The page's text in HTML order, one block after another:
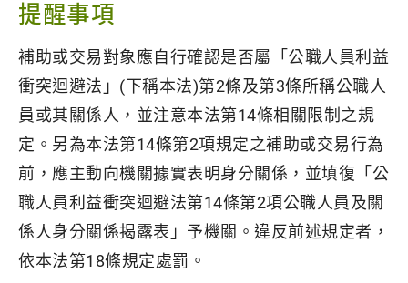
提醒事項
補助或交易對象應自行確認是否屬「公職人員利益
衝突迴避法」(下稱本法)第2條及第3條所稱公職人
員或其關係人，並注意本法第14條相關限制之規
定。另為本法第14條第2項規定之補助或交易行為
前，應主動向機關據實表明身分關係，並填復「公
職人員利益衝突迴避法第14條第2項公職人員及關
係人身分關係揭露表」予機關。違反前述規定者，
依本法第18條規定處罰。